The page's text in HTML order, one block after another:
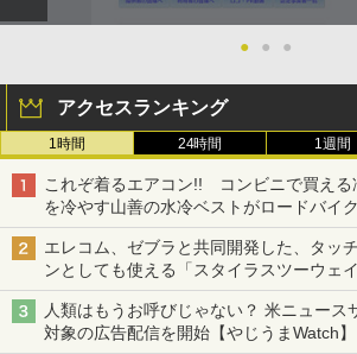
● ● ●
アクセスランキング
1時間 24時間 1週間
これぞ着るエアコン!! コンビニで買える
を冷やす山善の水冷ベストがロードバイ
ち・ざ・ろーど！その14】【空いた時間
エレコム、ゼブラと共同開発した、タッ
ンとしても使える「スタイラスツーウェ
も、持ち替えずに書き込める
人類はもうお呼びじゃない？ 米ニュース
対象の広告配信を開始【やじうまWatch】